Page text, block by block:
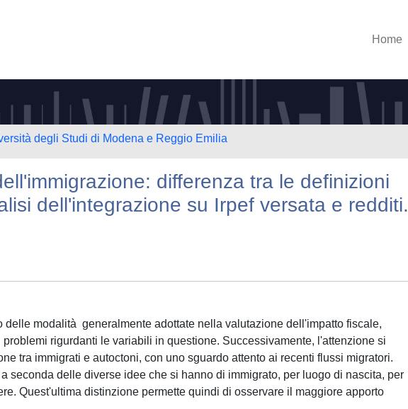
Home
degli Studi di Modena e Reggio Emilia
differenza tra le definizioni
dell'integrazione su Irpef versata e redditi.
delle modalità generalmente adottate nella valutazione dell'impatto fiscale,
rigurdanti le variabili in questione. Successivamente, l'attenzione si
tra immigrati e autoctoni, con uno sguardo attento ai recenti flussi migratori.
seconda delle diverse idee che si hanno di immigrato, per luogo di nascita, per
Quest'ultima distinzione permette quindi di osservare il maggiore apporto